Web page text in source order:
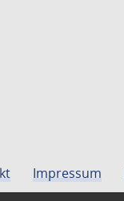
Impressum